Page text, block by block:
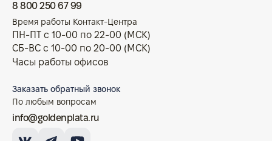
8 800 250 67 99
Время работы Контакт-Центра
ПН-ПТ с 10-00 по 22-00 (МСК)
СБ-ВС с 10-00 по 20-00 (МСК)
Часы работы офисов
Заказать обратный звонок
По любым вопросам
info@goldenplata.ru